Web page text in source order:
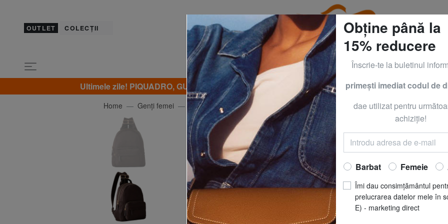
OUTLET COLECȚII
Ultimele zile! PIQUADRO, GUESS, YNOT, BRACCIALINI, CALVIN KLEIN, KIPLING ŞI
Home Genți femei BORBONESE
B-CLUB Rucsac
RON
Obține până la
15% reducere
Înscrie-te la buletinul
primeşti imediat codul de
dae utilizat pentru
achiziţie!
Barbat Femeie
Îmi dau consimțământul
prelucrarea datelor mele în
E) - marketing direct